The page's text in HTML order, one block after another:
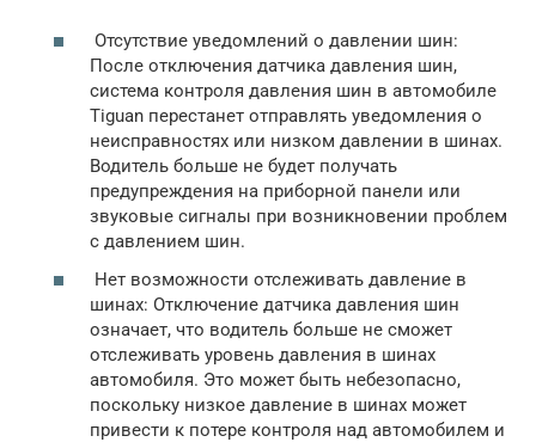
Отсутствие уведомлений о давлении шин:
После отключения датчика давления шин,
система контроля давления шин в автомобиле
Tiguan перестанет отправлять уведомления о
неисправностях или низком давлении в шинах.
Водитель больше не будет получать
предупреждения на приборной панели или
звуковые сигналы при возникновении проблем
с давлением шин.
Нет возможности отслеживать давление в
шинах: Отключение датчика давления шин
означает, что водитель больше не сможет
отслеживать уровень давления в шинах
автомобиля. Это может быть небезопасно,
поскольку низкое давление в шинах может
привести к потере контроля над автомобилем и